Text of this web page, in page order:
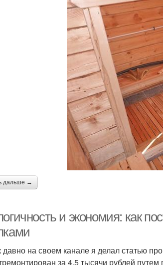
дальше →
и экономия: как
давно на своем канале я делал статью
за 4.5 тысячи рублей